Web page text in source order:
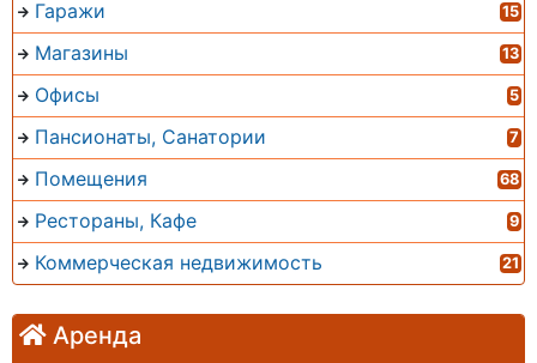
Гаражи 15
Магазины 13
Офисы 5
Пансионаты, Санатории 7
Помещения 68
Рестораны, Кафе 9
Коммерческая недвижимость 21
Аренда